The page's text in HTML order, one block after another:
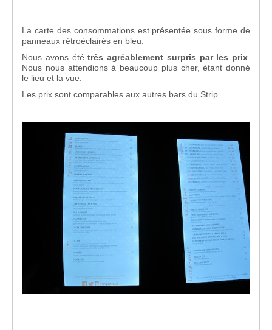
La carte des consommations est présentée sous forme de
panneaux rétroéclairés en bleu.
Nous avons ététrès agréablement surpris par les prix
Nous nous attendions à beaucoup plus cher, étant donné
le lieu et la vue.
Les prix sont comparables aux autres bars du Strip.